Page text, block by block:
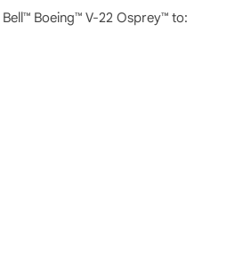
Bell™ Boeing™ V-22 Osprey™ to: